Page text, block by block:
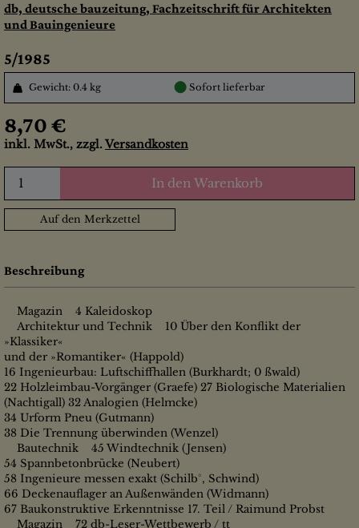
db, deutsche bauzeitung, Fachzeitschrift für Architekten
und Bauingenieure
5/1985
Gewicht: 0.4 kg ● Sofort lieferbar
8,70 €
inkl. MwSt., zzgl. Versandkosten
In den Warenkorb
Auf den Merkzettel
Beschreibung
Magazin 4 Kaleidoskop
Architektur und Technik 10 Über den Konflikt der
»Klassiker«
und der »Romantiker« (Happold)
16 Ingenieurbau: Luftschiffhallen (Burkhardt; 0 ßwald)
22 Holzleimbau-Vorgänger (Graefe) 27 Biologische Materialien
(Nachtigall) 32 Analogien (Helmcke)
34 Urform Pneu (Gutmann)
38 Die Trennung überwinden (Wenzel)
Bautechnik 45 Windtechnik (Jensen)
54 Spannbetonbrücke (Neubert)
58 Ingenieure messen exakt (Schilb°, Schwind)
66 Deckenauflager an Außenwänden (Widmann)
67 Baukonstruktive Erkenntnisse 17. Teil / Raimund Probst
Magazin 72 db-Leser-Wettbewerb / tt